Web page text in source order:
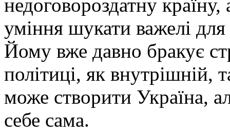
недоговороздатну
уміння шукати важелі
Йому вже давно бракує
політиці, як внутрішній,
може створити Україна,
себе сама.